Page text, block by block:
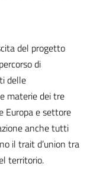
del progetto
di
delle
materie dei tre
Europa e settore
anche tutti
il trait d’union tra
territorio.